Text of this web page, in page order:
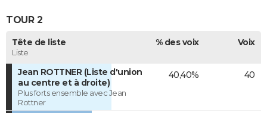
TOUR 2
Tête de liste
Liste
% des voix Voix
Jean ROTTNER (Liste d'union
au centre et à droite)
Plus forts ensemble avec Jean
Rottner
40,40% 40